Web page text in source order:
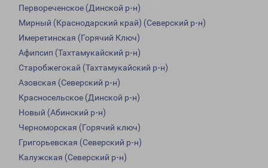
Первореченское (Динской р-н)
Мирный (Краснодарский край) (Северский р-н)
Имеретинская (Горячий Ключ)
Афипсип (Тахтамукайский р-н)
Старобжегокай (Тахтамукайский р-н)
Азовская (Северский р-н)
Красносельское (Динской р-н)
Новый (Абинский р-н)
Черноморская (Горячий ключ)
Григорьевская (Северский р-н)
Калужская (Северский р-н)